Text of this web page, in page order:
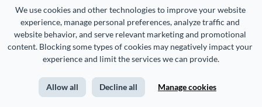
We use cookies and other technologies to improve your website
experience, manage personal preferences, analyze traffic and
website behavior, and serve relevant marketing and promotional
content. Blocking some types of cookies may negatively impact your
experience and limit the services we can provide.
Allow all Decline all Manage cookies
Visme'de bilgi kartlarımı ne sıklıkla
indirebileceğime veya
paylaşabileceğime dair herhangi bir sınır
var mı?